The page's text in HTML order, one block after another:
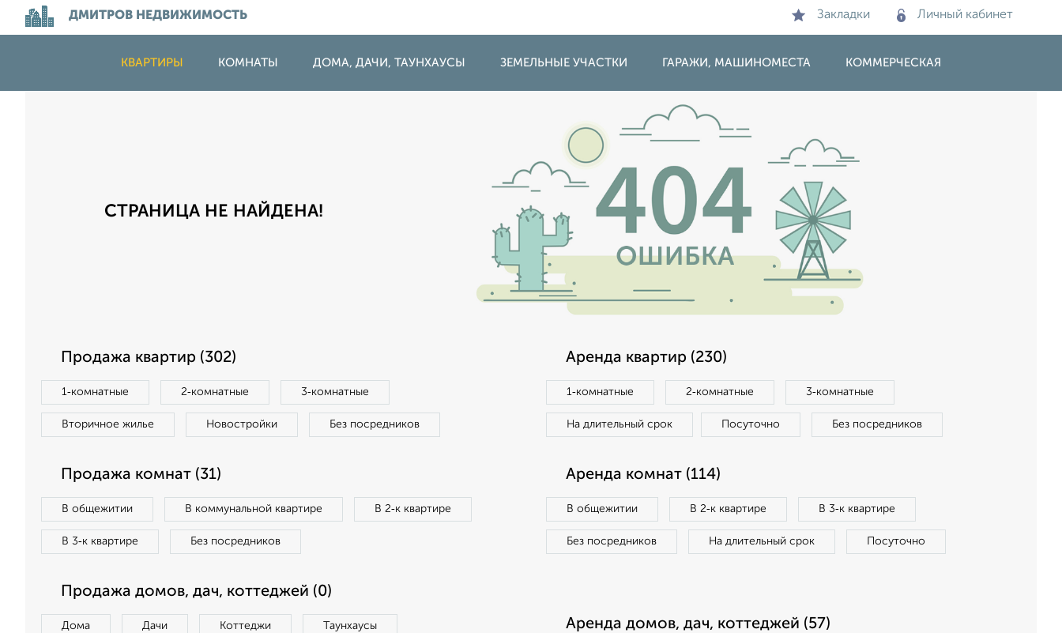
ДМИТРОВ НЕДВИЖИМОСТЬ Закладки Личный кабинет
КВАРТИРЫ КОМНАТЫ ДОМА, ДАЧИ, ТАУНХАУСЫ ЗЕМЕЛЬНЫЕ УЧАСТКИ ГАРАЖИ, МАШИНОМЕСТА КОММЕРЧЕСКАЯ
СТРАНИЦА НЕ НАЙДЕНА!
Продажа квартир (302)
1‑комнатные 2‑комнатные 3‑комнатные
Вторичное жилье Новостройки Без посредников
Аренда квартир (230)
1‑комнатные 2‑комнатные 3‑комнатные
На длительный срок Посуточно Без посредников
Продажа комнат (31)
В общежитии В коммунальной квартире В 2‑к квартире
В 3‑к квартире Без посредников
Аренда комнат (114)
В общежитии В 2‑к квартире В 3‑к квартире
Без посредников На длительный срок Посуточно
Продажа домов, дач, коттеджей (0)
Дома Дачи Коттеджи Таунхаусы Аренда домов, дач, коттеджей (57)